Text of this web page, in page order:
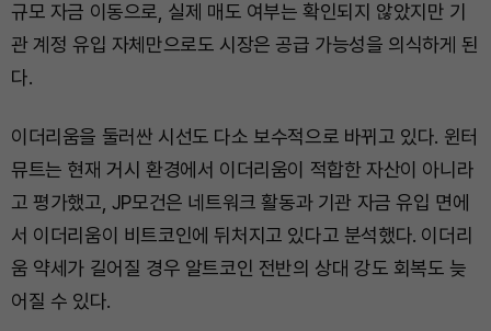
규모 자금 이동으로, 실제 매도 여부는 확인되지 않았지만 기
관 계정 유입 자체만으로도 시장은 공급 가능성을 의식하게 된
다.
이더리움을 둘러싼 시선도 다소 보수적으로 바뀌고 있다. 윈터
뮤트는 현재 거시 환경에서 이더리움이 적합한 자산이 아니라
고 평가했고, JP모건은 네트워크 활동과 기관 자금 유입 면에
서 이더리움이 비트코인에 뒤처지고 있다고 분석했다. 이더리
움 약세가 길어질 경우 알트코인 전반의 상대 강도 회복도 늦
어질 수 있다.